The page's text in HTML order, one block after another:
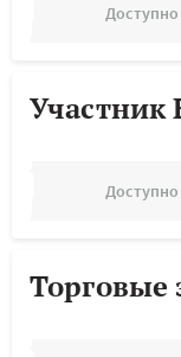
Торговые